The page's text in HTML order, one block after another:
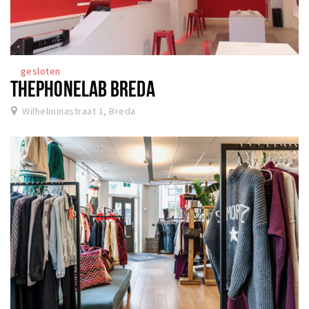
gesloten
THEPHONELAB BREDA
Wilhelminastraat 1, Breda